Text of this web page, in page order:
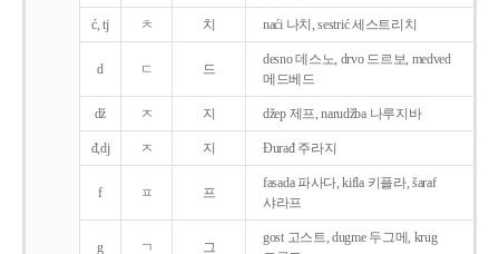
ć, tj ㅊ 치 naći 나치, sestrić 세스트리치
d ㄷ 드
desno 데스노, drvo 드르보, medved
메드베드
dž ㅈ 지 džep 제프, narudžba 나루지바
đ,dj ㅈ 지 Ðurađ 주라지
f ㅍ 프
fasada 파사다, kifla 키플라, šaraf
샤라프
g ㄱ 그
gost 고스트, dugme 두그메, krug